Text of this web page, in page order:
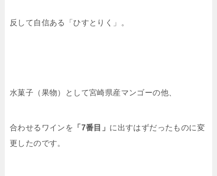
反して自信ある「ひすとりく」。
水菓子（果物）として宮崎県産マンゴーの他、
合わせるワインを 「7番目」 に出すはずだったものに変
更したのです。